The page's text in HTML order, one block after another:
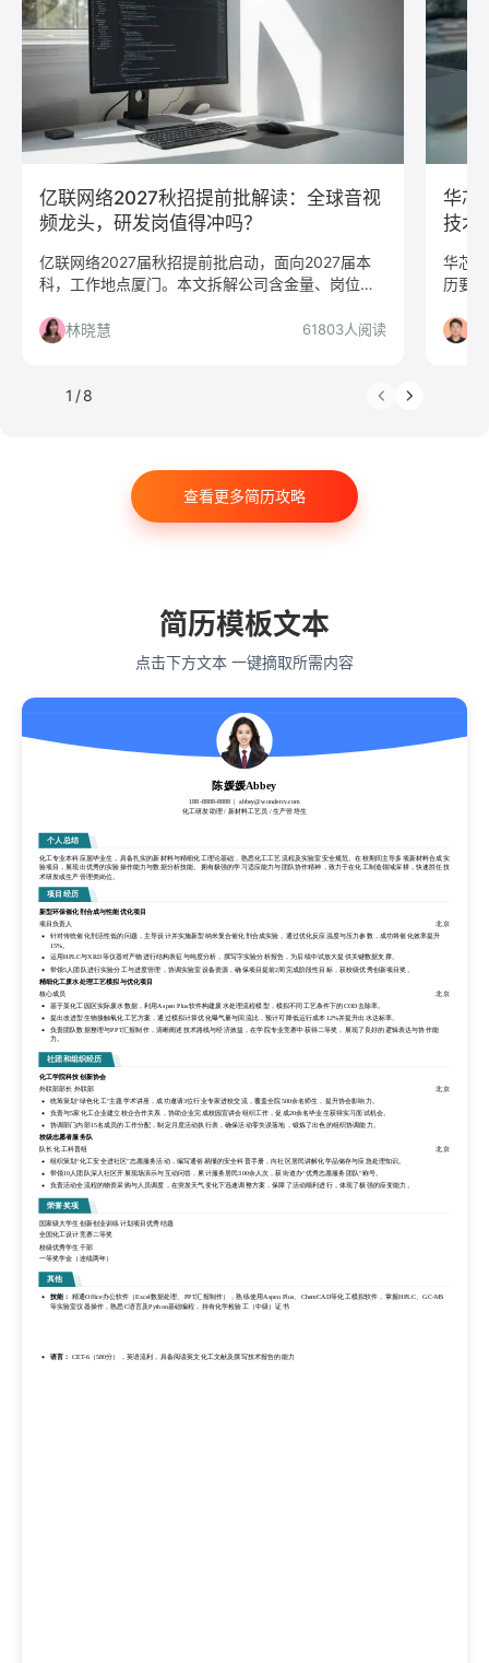
人力资源 会展策划 医疗/健康
品牌公关
算法工程师
快消 JavaScript
.NET工程师
C#工程师
网络安全 数据分析
市场/营销
采购贸易 商务拓展
文案/策划
SEO/SEM 新媒体
武汉大学
中山大学 中国人民大学
对外经贸大学
香港大学
四川大学 南开大学
南京大学
吉林大学
中南大学 深圳大学
暨南大学
金融
文化/传媒
房地产
仓储/物流
艺术与设计 电子信息工程
亿联网络2027秋招提前批解读：全球音视
频龙头，研发岗值得冲吗？
亿联网络2027届秋招提前批启动，面向2027届本
科，工作地点厦门。本文拆解公司含金量、岗位匹
慎投。林晓慧 61803人阅读
华芯
技术
华芯
历要
州/上
1 /8
查看更多简历攻略
简历模板文本
点击下方文本 一键摘取所需内容
陈媛媛Abbey
188-8888-8888
abbey@wondercv.com
化工研发助理 / 新材料工艺员 / 生产管培生
个人总结
化工专业本科应届毕业生，具备扎实的新材料与精细化工理论基础，熟悉化工工艺流程及实验室安全规范。在校期间主导多项新材料合成实
验项目，展现出优秀的实验操作能力与数据分析技能。拥有极强的学习适应能力与团队协作精神，致力于在化工制造领域深耕，快速胜任技
术研发或生产管理类岗位。
项目经历
新型环保催化剂合成与性能优化项目
项目负责人
北京
针对传统催化剂活性低的问题，主导设计并实施新型纳米复合催化剂合成实验，通过优化反应温度与压力参数，成功将催化效率提升
15%。
运用HPLC与XRD等仪器对产物进行结构表征与纯度分析，撰写字实验分析报告，为后续中试放大提供关键数据支撑。
带领5人团队进行实验分工与进度管理，协调实验室设备资源，确保项目提前2周完成阶段性目标，获校级优秀创新项目奖。
精细化工废水处理工艺模拟与优化项目
核心成员
北京
基于某化工园区实际废水数据，利用Aspen Plus软件构建废水处理流程模型，模拟不同工艺条件下的COD去除率。
提出改进型生物接触氧化工艺方案，通过模拟计算优化曝气量与回流比，预计可降低运行成本12%并提升出水达标率。
负责团队数据整理与PPT汇报制作，清晰阐述技术路线与经济效益，在学院专业竞赛中获得二等奖，展现了良好的逻辑表达与协作能
力。
社团和组织经历
化工学院科技创新协会
外联部部长 外联部
北京
统筹策划“绿色化工”主题学术讲座，成功邀请3位行业专家进校交流，覆盖全院500余名师生，提升协会影响力。
负责与5家化工企业建立校企合作关系，协助企业完成校园宣讲会组织工作，促成20余名毕业生获得实习面试机会。
协调部门内部15名成员的工作分配，制定月度活动执行表，确保活动零失误落地，锻炼了出色的组织协调能力。
校级志愿者服务队
队长 化工科普组
北京
组织策划“化工安全进社区”志愿服务活动，编写通俗易懂的安全科普手册，向社区居民讲解化学品储存与应急处理知识。
带领10人团队深入社区开展现场演示与互动问答，累计服务居民300余人次，获街道办“优秀志愿服务团队”称号。
负责活动全流程的物资采购与人员调度，在突发天气变化下迅速调整方案，保障了活动顺利进行，体现了极强的应变能力。
荣誉奖项
国家级大学生创新创业训练计划项目优秀结题
全国化工设计竞赛二等奖
校级优秀学生干部
一等奖学金（连续两年）
其他
技能： 精通Office办公软件（Excel数据处理、PPT汇报制作），熟练使用Aspen Plus、ChemCAD等化工模拟软件，掌握HPLC、GC-MS
等实验室仪器操作，熟悉C语言及Python基础编程，持有化学检验工（中级）证书
个人总结
化工专业本科应届毕业生，具备扎实的新材料与精细化工理论基础，熟悉化工工艺流程及实验室安全规范。在校期间主导多项新材料合成实
术研发或生产管理类岗位。
项目经历
新型环保催化剂合成与性能优化项目
项目负责人
针对传统催化剂活性低的问题，主导设计并实施新型纳米复合催化剂合成实验，通过优化反应温度与压力参数，成功将催化效率提升
15%。
运用HPLC与XRD等仪器对产物进行结构表征与纯度分析，撰写字实验分析报告，为后续中试放大提供关键数据支撑。
带领5人团队进行实验分工与进度管理，协调实验室设备资源，确保项目提前2周完成阶段性目标，获校级优秀创新项目奖。
精细化工废水处理工艺模拟与优化项目
核心成员
北京
基于某化工园区实际废水数据，利用Aspen Plus软件构建废水处理流程模型，模拟不同工艺条件下的COD去除率。
提出改进型生物接触氧化工艺方案，通过模拟计算优化曝气量与回流比，预计可降低运行成本12%并提升出水达标率。
负责团队数据整理与PPT汇报制作，清晰阐述技术路线与经济效益，在学院专业竞赛中获得二等奖，展现了良好的逻辑表达与协作能
力。
社团和组织经历
化工学院科技创新协会
外联部部长 外联部
统筹策划“绿色化工”主题学术讲座，成功邀请3位行业专家进校交流，覆盖全院500余名师生，提升协会影响力。
负责与5家化工企业建立校企合作关系，协助企业完成校园宣讲会组织工作，促成20余名毕业生获得实习面试机会。
协调部门内部15名成员的工作分配，制定月度活动执行表，确保活动零失误落地，锻炼了出色的组织协调能力。
校级志愿者服务队
队长 化工科普组
组织策划“化工安全进社区”志愿服务活动，编写通俗易懂的安全科普手册，向社区居民讲解化学品储存与应急处理知识。
带领10人团队深入社区开展现场演示与互动问答，累计服务居民300余人次，获街道办“优秀志愿服务团队”称号。
负责活动全流程的物资采购与人员调度，在突发天气变化下迅速调整方案，保障了活动顺利进行，体现了极强的应变能力。
荣誉奖项
国家级大学生创新创业训练计划项目优秀结题
全国化工设计竞赛二等奖
校级优秀学生干部
一等奖学金（连续两年）
语言： CET-6（580分），英语流利，具备阅读英文化工文献及撰写技术报告的能力